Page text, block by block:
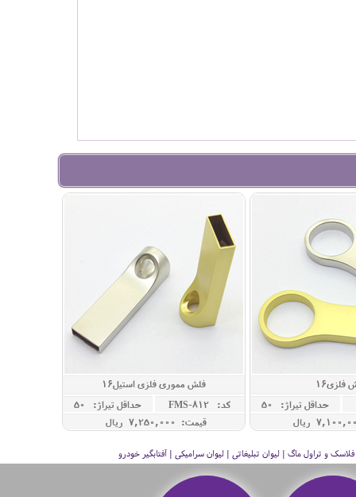
فلزی16
حداقل تيراژ: 50
فلش مموری فلزی استیل16
کد: FMS-812
حداقل تيراژ: 50
قیمت: 7,250,000 ريال
و تراول ماگ | لیوان تبلیغاتی | لیوان سرامیکی | آفتابگیر خودرو